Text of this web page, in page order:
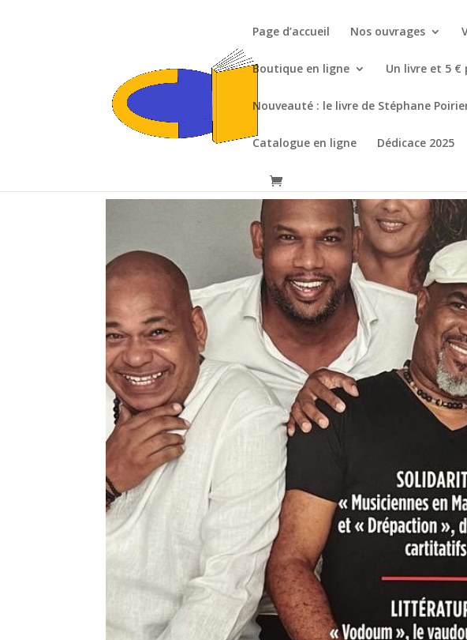
Page d’accueil Nos ouvrages
Boutique en ligne Un livre et 5
Nouveauté : le livre de Stéphane
Catalogue en ligne Dédicace 2025